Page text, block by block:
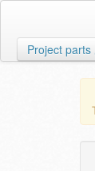
Project parts